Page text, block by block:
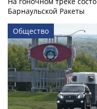
Барнаульской Ракеты
Общество